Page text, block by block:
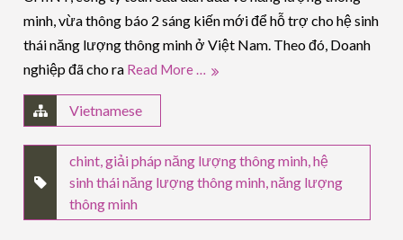
minh, vừa thông báo 2 sáng kiến mới để hỗ trợ cho hệ sinh
thái năng lượng thông minh ở Việt Nam. Theo đó, Doanh
nghiệp đã cho ra Read More …
Vietnamese
chint ,giải pháp năng lượng thông minh ,hệ
sinh thái năng lượng thông minh ,năng lượng
thông minh